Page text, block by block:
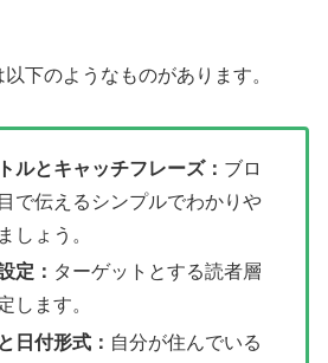
下のようなものがあります。
ルとキャッチフレーズ： ブロ
で伝えるシンプルでわかりや
しょう。
定： ターゲットとする読者層
します。
日付形式： 自分が住んでいる